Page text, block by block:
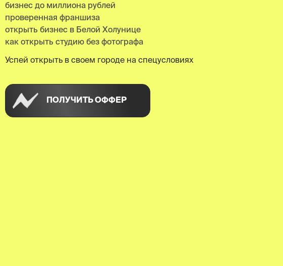
бизнес до миллиона рублей
проверенная франшиза
открыть бизнес в Белой Холунице
как открыть студию без фотографа
Успей открыть в своем городе на спецусловиях
ПОЛУЧИТЬ ОФФЕР